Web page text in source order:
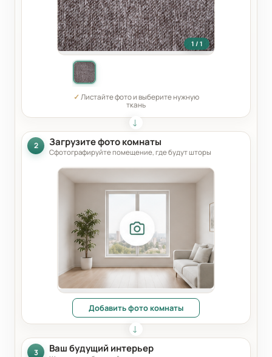
1 / 1
✓Листайте фото и выберите нужную
ткань
2 Загрузите фото комнаты
Сфотографируйте помещение, где будут шторы
Добавить фото комнаты
3 Ваш будущий интерьер